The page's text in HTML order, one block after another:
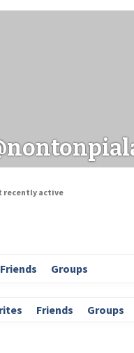
recently active
Friends Groups
Friends Groups